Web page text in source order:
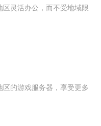
灵活办公，而不受地域限
的游戏服务器，享受更多